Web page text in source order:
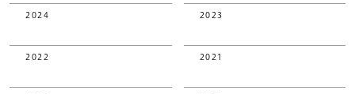
2024 2023
2022 2021